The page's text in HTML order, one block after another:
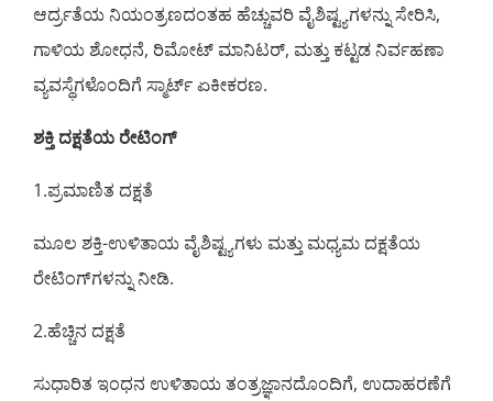
ಆರ್ದ್ರತೆಯ ನಿಯಂತ್ರಣದಂತಹ ಹೆಚ್ಚುವರಿ ವೈಶಿಷ್ಟ್ಯಗಳನ್ನು ಸೇರಿಸಿ,
ಗಾಳಿಯ ಶೋಧನೆ, ರಿಮೋಟ್ ಮಾನಿಟರ್, ಮತ್ತು ಕಟ್ಟಡ ನಿರ್ವಹಣಾ
ವ್ಯವಸ್ಥೆಗಳೊಂದಿಗೆ ಸ್ಮಾರ್ಟ್ ಏಕೀಕರಣ.
ಶಕ್ತಿ ದಕ್ಷತೆಯ ರೇಟಿಂಗ್
1.ಪ್ರಮಾಣಿತ ದಕ್ಷತೆ
ಮೂಲ ಶಕ್ತಿ-ಉಳಿತಾಯ ವೈಶಿಷ್ಟ್ಯಗಳು ಮತ್ತು ಮಧ್ಯಮ ದಕ್ಷತೆಯ
ರೇಟಿಂಗ್‌ಗಳನ್ನು ನೀಡಿ.
2.ಹೆಚ್ಚಿನ ದಕ್ಷತೆ
ಸುಧಾರಿತ ಇಂಧನ ಉಳಿತಾಯ ತಂತ್ರಜ್ಞಾನದೊಂದಿಗೆ, ಉದಾಹರಣೆಗೆ